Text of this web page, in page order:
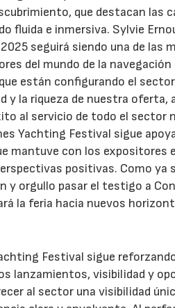
que destacan las
fluida e inmersiva. Sylvie
seguirá siendo una de las
del mundo de la
están configurando el
y la riqueza de nuestra oferta,
al servicio de todo el sector
Yachting Festival sigue
mantuve con los expositores
positivas. Como ya
y orgullo pasar el testigo a
la feria hacia nuevos
Festival sigue
lanzamientos, visibilidad y
al sector una visibilidad